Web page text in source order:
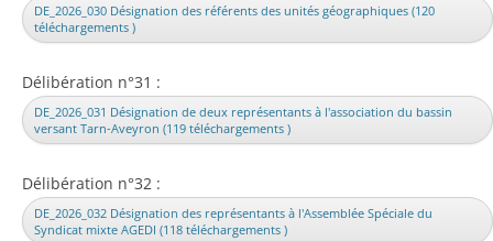
DE_2026_030 Désignation des référents des unités géographiques (120
téléchargements )
Délibération n°31 :
DE_2026_031 Désignation de deux représentants à l'association du bassin
versant Tarn-Aveyron (119 téléchargements )
Délibération n°32 :
DE_2026_032 Désignation des représentants à l'Assemblée Spéciale du
Syndicat mixte AGEDI (118 téléchargements )